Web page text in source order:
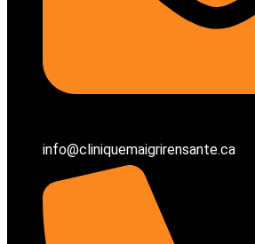
info@cliniquemaigrirensante.ca